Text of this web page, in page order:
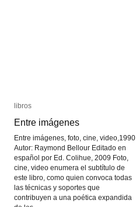
libros
Entre imágenes
Entre imágenes, foto, cine, video,1990
Autor: Raymond Bellour Editado en
español por Ed. Colihue, 2009 Foto,
cine, video enumera el subtítulo de
este libro, como quien convoca todas
las técnicas y soportes que
contribuyen a una poética expandida
libros
Entre imágenes